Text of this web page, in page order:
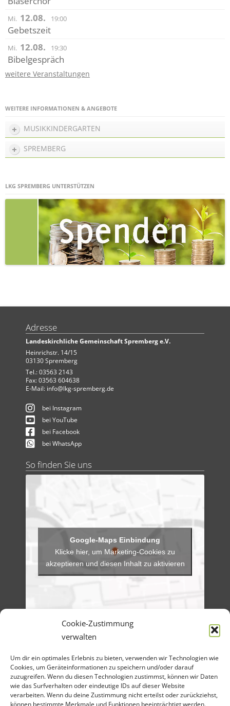
Cookie-Zustimmung
verwalten
Um dir ein optimales Erlebnis zu bieten, verwenden wir Technologien wie
Cookies, um Geräteinformationen zu speichern und/oder darauf
zuzugreifen. Wenn du diesen Technologien zustimmst, können wir Daten
wie das Surfverhalten oder eindeutige IDs auf dieser Website
verarbeiten. Wenn du deine Zustimmung nicht erteilst oder zurückziehst,
können bestimmte Merkmale und Funktionen beeinträchtigt werden.
Mi. 12.08. 19:00
Gebetszeit
Mi. 12.08. 19:30
Bibelgespräch
weitere Veranstaltungen
WEITERE INFORMATIONEN & ANGEBOTE
MUSIKKINDERGARTEN
SPREMBERG
LKG SPREMBERG UNTERSTÜTZEN
Adresse
Landeskirchliche Gemeinschaft Spremberg e.V.
Heinrichstr. 14/15
03130 Spremberg
Tel.: 03563 2143
Fax: 03563 604638
E-Mail: info@lkg-spremberg.de
bei Instagram
bei YouTube
bei Facebook
bei WhatsApp
So finden Sie uns
Klicke hier, um Marketing-Cookies zu
akzeptieren und diesen Inhalt zu aktivieren
Artikel-Archiv
Veranstaltungen
Angebote
Bilder-Galerien
Material
Spenden